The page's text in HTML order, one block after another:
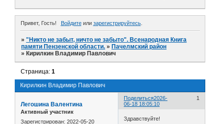
Привет, Гость! Войдитеили зарегистрируйтесь.
»"Никто не забыт, ничто не забыто". Всенародная Книга
памяти Пензенской области. » Пачелмский район
» Кирилкин Владимир Павлович
Кирилкин Владимир Павлович
Страница:1
Поделиться 1
2026-
06-18 18:05:10
Легошина Валентина
Активный участник
Зарегистрирован: 2022-05-20 Здравствуйте!